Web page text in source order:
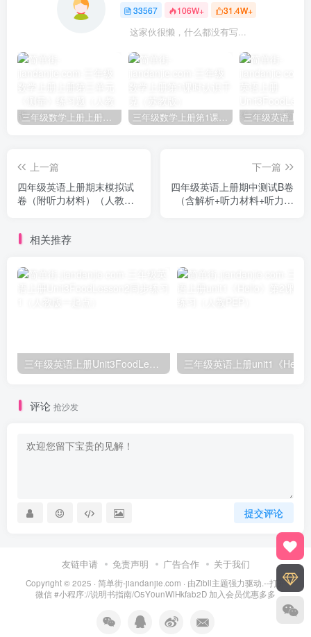
33567 106W+ 31.4W+
这家伙很懒，什么都没有写...
上一篇
四年级英语上册期末模拟试
卷（附听力材料）（人教
下一篇
四年级英语上册期中测试B卷
（含解析+听力材料+听力音
相关推荐
评论 抢沙发
提交评论
友链申请 免责声明 广告合作 关于我们
Copyright © 2025 · 简单街-jiandanjie.com · 由Zibll主题强力驱动.--打开
微信 #小程序://说明书指南/O5Y0unWlHkfab2D 加入会员优惠多多